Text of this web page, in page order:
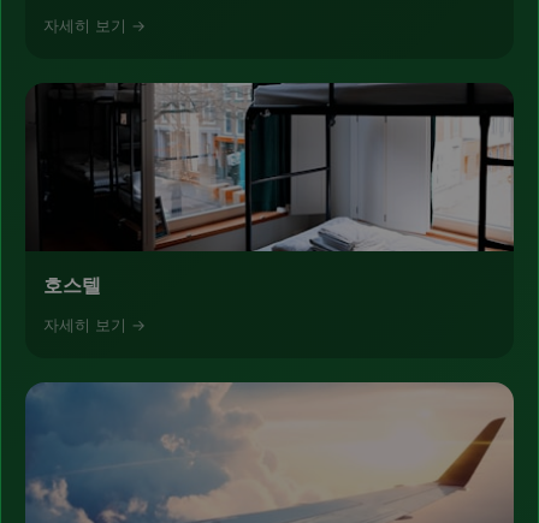
자세히 보기 →
호스텔
자세히 보기 →